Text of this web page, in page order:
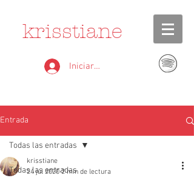
krisstiane
Iniciar sesión
Entrada
Todas las entradas
Todas las entradas
krisstiane
24 jul 2020 2 min de lectura